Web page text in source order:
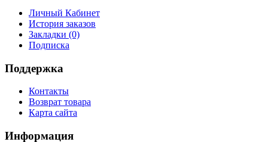
Личный Кабинет
История заказов
Закладки (0)
Подписка
Поддержка
Контакты
Возврат товара
Карта сайта
Информация